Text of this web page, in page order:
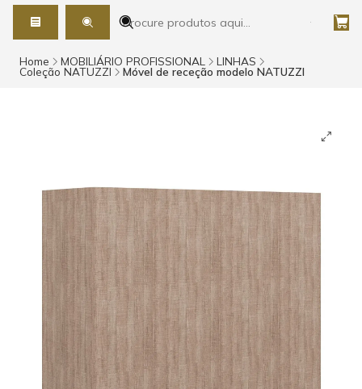
Home MOBILIÁRIO PROFISSIONAL LINHAS
Coleção NATUZZI Móvel de receção modelo NATUZZI